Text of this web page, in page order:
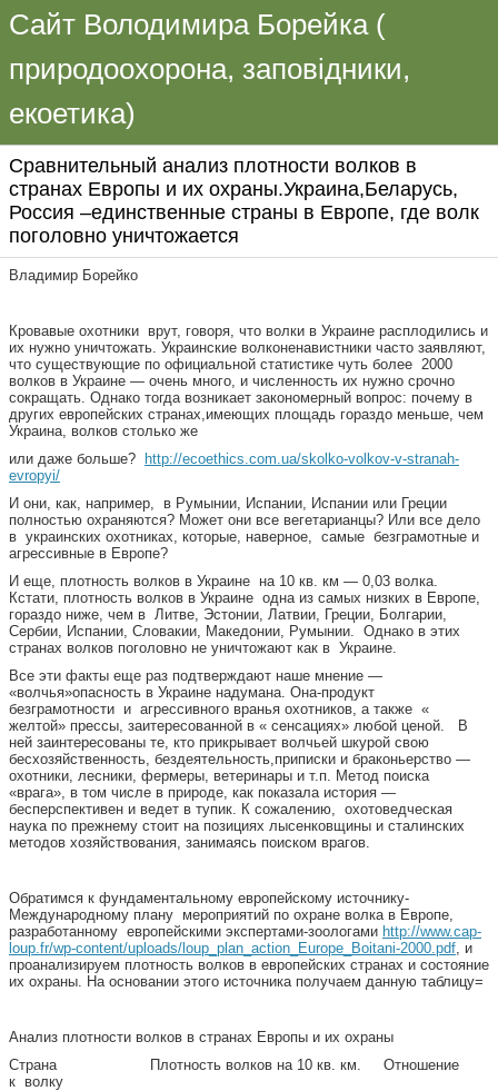
Сайт Володимира Борейка (
природоохорона, заповідники,
екоетика)
Сравнительный анализ плотности волков в
странах Европы и их охраны.Украина,Беларусь,
Россия –единственные страны в Европе, где волк
поголовно уничтожается
Владимир Борейко
Кровавые охотники врут, говоря, что волки в Украине расплодились и
их нужно уничтожать. Украинские волконенавистники часто заявляют,
что существующие по официальной статистике чуть более 2000
волков в Украине — очень много, и численность их нужно срочно
сокращать. Однако тогда возникает закономерный вопрос: почему в
других европейских странах,имеющих площадь гораздо меньше, чем
Украина, волков столько же
или даже больше?
http://ecoethics.com.ua/skolko-volkov-v-stranah-
evropyi/
И они, как, например, в Румынии, Испании, Испании или Греции
полностью охраняются? Может они все вегетарианцы? Или все дело
в украинских охотниках, которые, наверное, самые безграмотные и
агрессивные в Европе?
И еще, плотность волков в Украине на 10 кв. км — 0,03 волка.
Кстати, плотность волков в Украине одна из самых низких в Европе,
гораздо ниже, чем в Литве, Эстонии, Латвии, Греции, Болгарии,
Сербии, Испании, Словакии, Македонии, Румынии. Однако в этих
странах волков поголовно не уничтожают как в Украине.
Все эти факты еще раз подтверждают наше мнение —
«волчья»опасность в Украине надумана. Она-продукт
безграмотности и агрессивного вранья охотников, а также «
желтой» прессы, заитересованной в « сенсациях» любой ценой. В
ней заинтересованы те, кто прикрывает волчьей шкурой свою
бесхозяйственность, бездеятельность,приписки и браконьерство —
охотники, лесники, фермеры, ветеринары и т.п. Метод поиска
«врага», в том числе в природе, как показала история —
бесперспективен и ведет в тупик. К сожалению, охотоведческая
наука по прежнему стоит на позициях лысенковщины и сталинских
методов хозяйствования, занимаясь поиском врагов.
Обратимся к фундаментальному европейскому источнику-
Международному плану мероприятий по охране волка в Европе,
разработанному европейскими экспертами-зоологами http://www.cap-
loup.fr/wp-content/uploads/loup_plan_action_Europe_Boitani-2000.pdf, и
проанализируем плотность волков в европейских странах и состояние
их охраны. На основании этого источника получаем данную таблицу=
Анализ плотности волков в странах Европы и их охраны
Страна Плотность волков на 10 кв. км. Отношение
к волку